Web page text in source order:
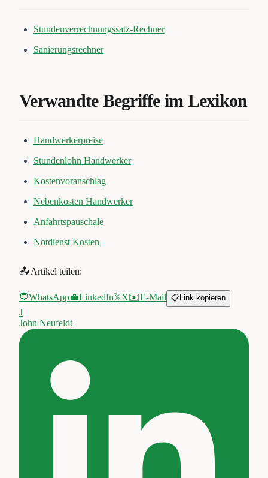
Stundenverrechnungssatz-Rechner
Sanierungsrechner
Verwandte Begriffe im Lexikon
Handwerkerpreise
Stundenlohn Handwerker
Kostenvoranschlag
Nebenkosten Handwerker
Anfahrtspauschale
Notdienst Kosten
📤 Artikel teilen:
💬WhatsApp💼LinkedIn𝕏X✉️E-Mail 📋 Link kopieren
J
John Neufeldt